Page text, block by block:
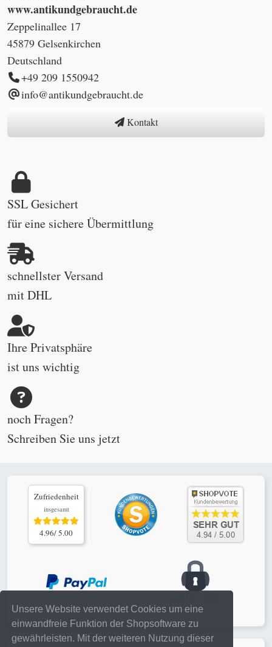
Unsere Website verwendet Cookies um eine
einwandfreie Funktion der Shopsoftware zu
gewährleisten. Mit der weiteren Nutzung dieser
www.antikundgebraucht.de
Zeppelinallee 17
45879 Gelsenkirchen
Deutschland
+49 209 1550942
info@antikundgebraucht.de
Kontakt
SSL Gesichert
für eine sichere Übermittlung
schnellster Versand
mit DHL
Ihre Privatsphäre
ist uns wichtig
noch Fragen?
Schreiben Sie uns jetzt
Zufriedenheit
insgesamt
4.96/ 5.00